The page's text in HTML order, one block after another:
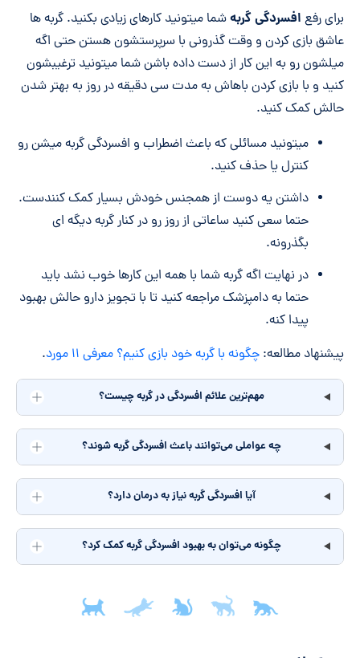
برای رفع افسردگی گربهشما میتونید کارهای زیادی بکنید. گربه ها
عاشق بازی کردن و وقت گذرونی با سرپرستشون هستن حتی اگه
میلشون رو به این کار از دست داده باشن شما میتونید ترغیبشون
کنید و با بازی کردن باهاش به مدت سی دقیقه در روز به بهتر شدن
حالش کمک کنید.
میتونید مسائلی که باعث اضطراب و افسردگی گربه میشن رو
کنترل یا حذف کنید.
داشتن یه دوست از همجنس خودش بسیار کمک کنندست.
حتما سعی کنید ساعاتی از روز رو در کنار گربه دیگه ای
بگذرونه.
در نهایت اگه گربه شما با همه این کارها خوب نشد باید
حتما به دامپزشک مراجعه کنید تا با تجویز دارو حالش بهبود
پیدا کنه.
پیشنهاد مطالعه: چگونه با گربه خود بازی کنیم؟ معرفی ۱۱ مورد .
مهم‌ترین علائم افسردگی در گربه چیست؟
چه عواملی می‌توانند باعث افسردگی گربه شوند؟
آیا افسردگی گربه نیاز به درمان دارد؟
چگونه می‌توان به بهبود افسردگی گربه کمک کرد؟
جمع‌بندی مقاله